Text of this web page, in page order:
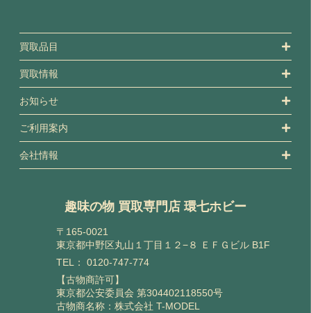
買取品目
買取情報
お知らせ
ご利用案内
会社情報
趣味の物 買取専門店 環七ホビー
〒165-0021
東京都中野区丸山１丁目１２−８ ＥＦＧビル B1F
TEL： 0120-747-774
【古物商許可】
東京都公安委員会 第304402118550号
古物商名称：株式会社 T-MODEL